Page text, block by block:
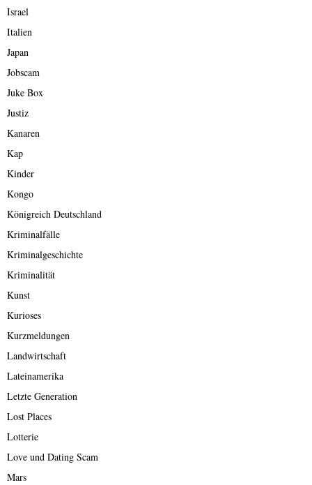
Israel
Italien
Japan
Jobscam
Juke Box
Justiz
Kanaren
Kap
Kinder
Kongo
Königreich Deutschland
Kriminalfälle
Kriminalgeschichte
Kriminalität
Kunst
Kurioses
Kurzmeldungen
Landwirtschaft
Lateinamerika
Letzte Generation
Lost Places
Lotterie
Love und Dating Scam
Mars